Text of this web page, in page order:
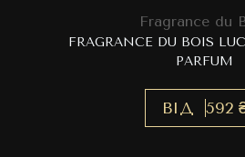
Fragrance du
FRAGRANCE DU BOIS
PARFUM
ВІД 592